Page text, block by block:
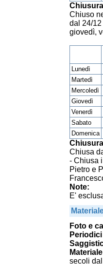
Chiuso
dal 24/
giovedì,
Lunedì
Martedì
Mercoledì
Giovedì
Venerdì
Sabato
Domenica
Chiusa
- Chiusa
Pietro e
Note:
E'
Foto e
secoli